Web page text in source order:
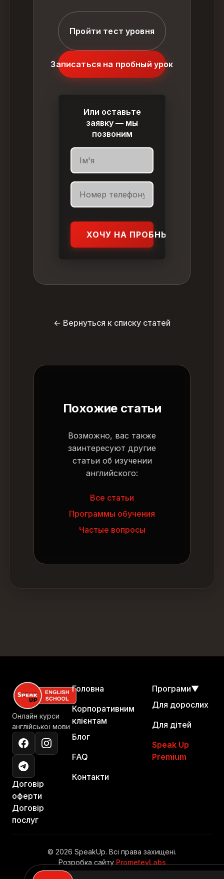
Пройти тест уровня
Записаться на пробный урок
Или оставьте
заявку — мы
позвоним
ХОЧУ НА ПРОБНЫЙ УРОК
← Вернуться к списку статей
Похожие статьи
Возможно, вас также
заинтересуют другие
статьи об изучении
английского:
Все статьи
Программы обучения
Частые вопросы
Онлайн курси
англійської мови
Договір
оферти
Договір
послуг
Головна
Корпоративним
клієнтам
Блог
FAQ
Контакти
Програми▼
Для дорослих
Для дітей
Speak Up
Premium
© 2026 SpeakUp. Всі права захищені.
Розробка сайту PrometeyLabs